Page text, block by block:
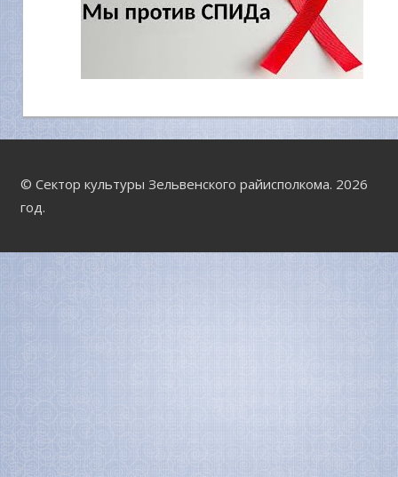
© Сектор культуры Зельвенского райисполкома. 2026
год.